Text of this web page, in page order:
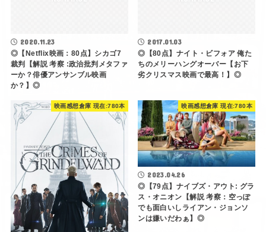
2020.11.23
◎【Netflix映画：80点】シカゴ7
裁判【解説 考察 :政治批判メタファ
ーか？俳優アンサンブル映画
か？】◎
2017.01.03
◎【80点】ナイト・ビフォア 俺た
ちのメリーハングオーバー【お下
劣クリスマス映画で最高！】◎
映画感想倉庫 現在:780本 映画感想倉庫 現在:780本
2023.04.26
◎【79点】ナイブズ・アウト: グラ
ス・オニオン【解説 考察：空っぽ
でも面白いしライアン・ジョンソ
ンは嫌いだわぁ】◎